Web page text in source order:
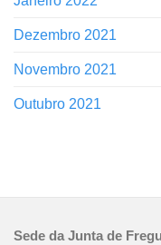
Dezembro 2021
Novembro 2021
Outubro 2021
Sede da Junta de